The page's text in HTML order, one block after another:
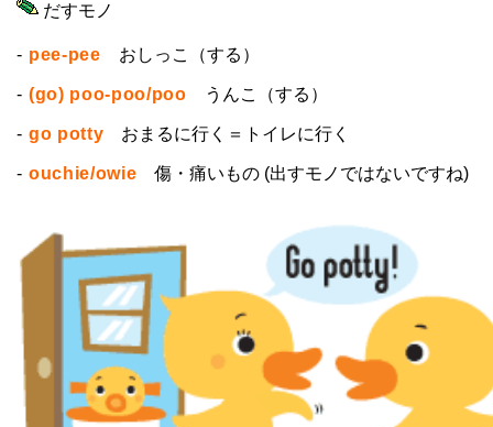
だすモノ
- pee-pee おしっこ（する）
- (go) poo-poo/poo うんこ（する）
- go potty おまるに行く＝トイレに行く
- ouchie/owie 傷・痛いもの (出すモノではないですね)